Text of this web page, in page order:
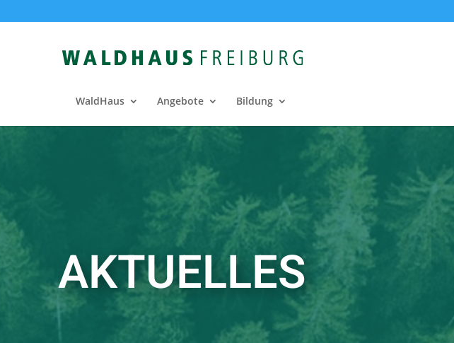
WaldHaus Angebote Bildung
AKTUELLES